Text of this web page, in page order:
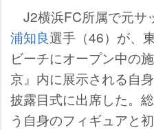
J2横浜FC所属で元サ
浦知良選手（46）が、
ビーチにオープン中の
京』内に展示される自
披露目式に出席した。
う自身のフィギュアと